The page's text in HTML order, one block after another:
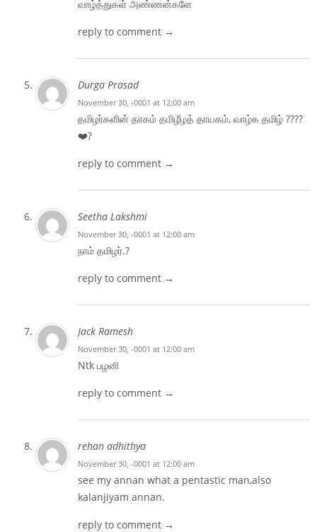
வாழ்த்துகள் அண்ணன்களே
reply to comment →
Durga Prasad
November 30, -0001 at 12:00 am
தமிழர்களின் தாகம் தமிழீழத் தாயகம், வாழ்க தமிழ் ????
❤️?
reply to comment →
Seetha Lakshmi
November 30, -0001 at 12:00 am
நாம் தமிழர்.?
reply to comment →
Jack Ramesh
November 30, -0001 at 12:00 am
Ntk பழனி
reply to comment →
rehan adhithya
November 30, -0001 at 12:00 am
see my annan what a pentastic man,also
kalanjiyam annan.
reply to comment →